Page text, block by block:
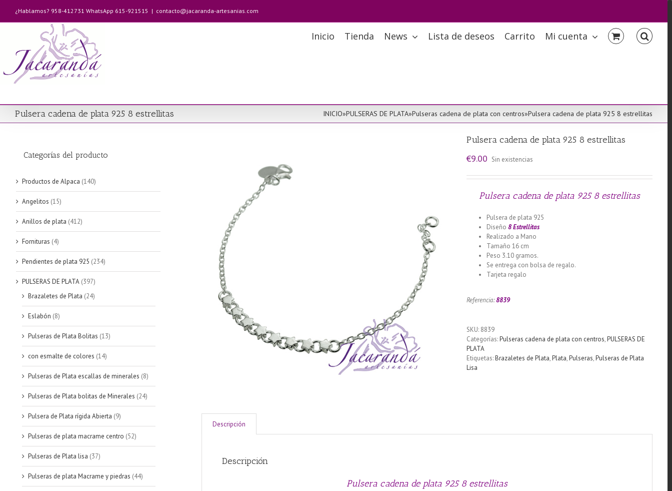
contenido
¿Hablamos? 958-412731 WhatsApp 615-921515 | contacto@jacaranda-artesanias.com
Inicio Tienda News Lista de deseos Carrito Mi cuenta
Pulsera cadena de plata 925 8 estrellitas INICIO»PULSERAS DE PLATA»Pulseras cadena de plata con centros»Pulsera cadena de plata 925 8 estrellitas
Pulsera cadena de plata 925 8 estrellitas
€9.00 Sin existencias
Pulsera cadena de plata 925 8 estrellitas
Pulsera de plata 925
Diseño8 Estrellitas
Realizado a Mano
Tamaño 16 cm
Peso 3.10 gramos.
Se entrega con bolsa de regalo.
Tarjeta regalo
Referencia:8839
SKU: 8839
Categorías:Pulseras cadena de plata con centros,PULSERAS DE
PLATA
Etiquetas:Brazaletes de Plata,Plata,Pulseras,Pulseras de Plata
Lisa
Descripción
Descripción
Pulsera cadena de plata 925 8 estrellitas
Categorías del producto
Productos de Alpaca (140)
Angelitos (15)
Anillos de plata (412)
Fornituras (4)
Pendientes de plata 925 (234)
PULSERAS DE PLATA (397)
Brazaletes de Plata (24)
Eslabón (8)
Pulseras de Plata Bolitas (13)
con esmalte de colores (14)
Pulseras de Plata escallas de minerales (8)
Pulseras de Plata bolitas de Minerales (24)
Pulsera de Plata rígida Abierta (9)
Pulseras de plata macrame centro (52)
Pulseras de Plata lisa (37)
Pulseras de plata Macrame y piedras (44)